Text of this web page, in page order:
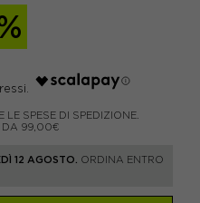
SPESE DI SPEDIZIONE.
DA 99,00€
12 AGOSTO.
ORDINA ENTRO